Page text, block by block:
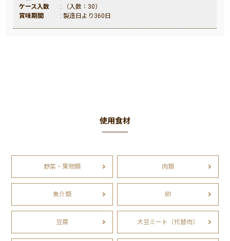
ケース入数
: （入数：30）
賞味期間
: 製造日より360日
使用食材
野菜・果物類 肉類
魚介類 卵
豆腐 大豆ミート（代替肉）